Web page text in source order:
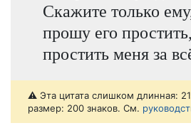
Скажите только
прошу его
простить меня за
⚠️ Эта цитата слишком длинная:
размер: 200 знаков. См.